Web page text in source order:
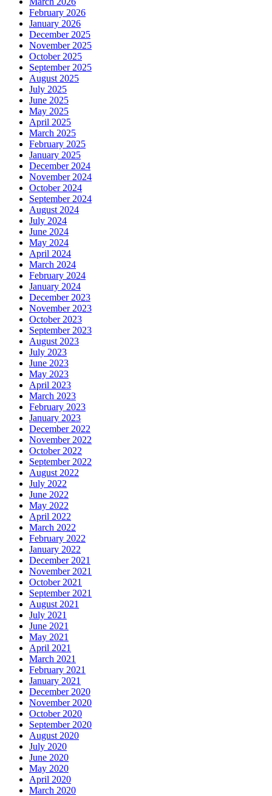
February 2026
January 2026
December 2025
November 2025
October 2025
September 2025
August 2025
July 2025
June 2025
May 2025
April 2025
March 2025
February 2025
January 2025
December 2024
November 2024
October 2024
September 2024
August 2024
July 2024
June 2024
May 2024
April 2024
March 2024
February 2024
January 2024
December 2023
November 2023
October 2023
September 2023
August 2023
July 2023
June 2023
May 2023
April 2023
March 2023
February 2023
January 2023
December 2022
November 2022
October 2022
September 2022
August 2022
July 2022
June 2022
May 2022
April 2022
March 2022
February 2022
January 2022
December 2021
November 2021
October 2021
September 2021
August 2021
July 2021
June 2021
May 2021
April 2021
March 2021
February 2021
January 2021
December 2020
November 2020
October 2020
September 2020
August 2020
July 2020
June 2020
May 2020
April 2020
March 2020